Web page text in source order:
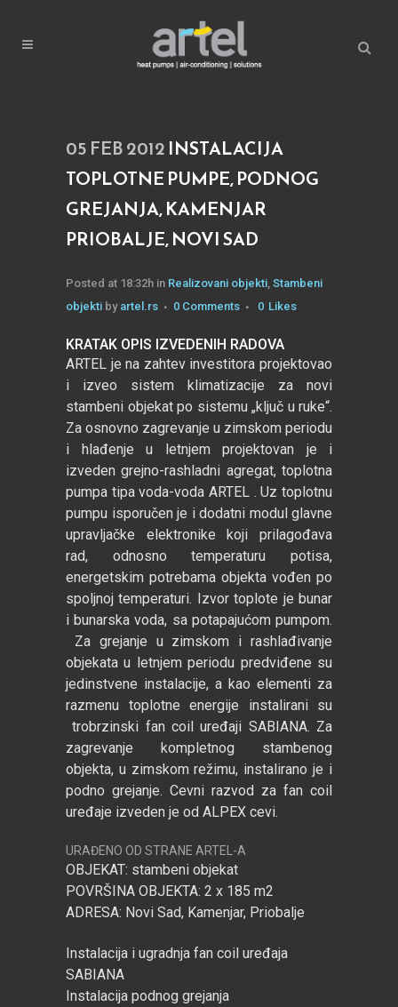
05 FEB 2012 INSTALACIJA
TOPLOTNE PUMPE, PODNOG
GREJANJA, KAMENJAR
PRIOBALJE, NOVI SAD
Posted at 18:32h in Realizovani objekti, Stambeni
objekti by artel.rs 0 Comments 0 Likes
KRATAK OPIS IZVEDENIH RADOVA
ARTEL je na zahtev investitora projektovao
i izveo sistem klimatizacije za novi
stambeni objekat po sistemu „ključ u ruke“.
Za osnovno zagrevanje u zimskom periodu
i hlađenje u letnjem projektovan je i
izveden grejno-rashladni agregat, toplotna
pumpa tipa voda-voda ARTEL . Uz toplotnu
pumpu isporučen je i dodatni modul glavne
upravljačke elektronike koji prilagođava
rad, odnosno temperaturu potisa,
energetskim potrebama objekta vođen po
spoljnoj temperaturi. Izvor toplote je bunar
i bunarska voda, sa potapajućom pumpom.
Za grejanje u zimskom i rashlađivanje
objekata u letnjem periodu predviđene su
jedinstvene instalacije, a kao elementi za
razmenu toplotne energije instalirani su
trobrzinski fan coil uređaji SABIANA. Za
zagrevanje kompletnog stambenog
objekta, u zimskom režimu, instalirano je i
podno grejanje. Cevni razvod za fan coil
uređaje izveden je od ALPEX cevi.
URAĐENO OD STRANE ARTEL-A
OBJEKAT: stambeni objekat
POVRŠINA OBJEKTA: 2 x 185 m2
ADRESA: Novi Sad, Kamenjar, Priobalje
Instalacija i ugradnja fan coil uređaja
SABIANA
Instalacija podnog grejanja